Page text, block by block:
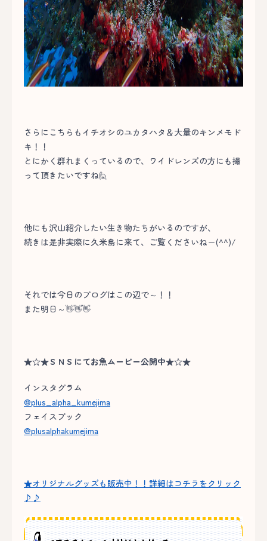
さらにこちらもイチオシのユカタハタ＆大量のキンメモド
キ！！
とにかく群れまくっているので、ワイドレンズの方にも撮
って頂きたいですね🙋
他にも沢山紹介したい生き物たちがいるのですが、
続きは是非実際に久米島に来て、ご覧くださいねー(^^)/
それでは今日のブログはこの辺で～！！
また明日～👋👋👋
★☆★ＳＮＳにてお魚ムービー公開中★☆★
インスタグラム
@plus_alpha_kumejima
フェイスブック
@plusalphakumejima
★オリジナルグッズも販売中！！詳細はコチラをクリック
♪♪